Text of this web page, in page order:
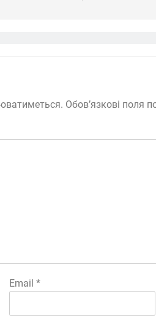
Обов’язкові поля
Email*